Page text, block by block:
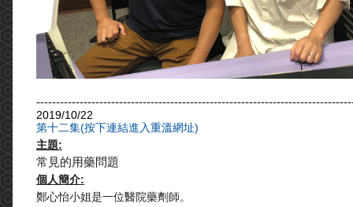
2019/10/22
第十二集(按下連結進入重溫網址)
主題:
常見的用藥問題
個人簡介:
鄭心怡小姐是一位醫院藥劑師。